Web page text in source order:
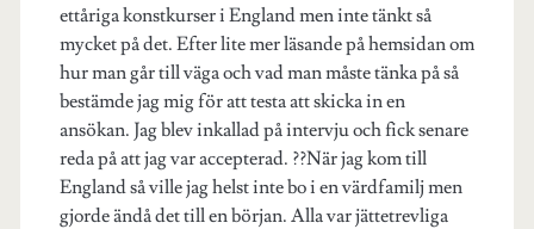
ettåriga konstkurser i England men inte tänkt så
mycket på det. Efter lite mer läsande på hemsidan om
hur man går till väga och vad man måste tänka på så
bestämde jag mig för att testa att skicka in en
ansökan. Jag blev inkallad på intervju och fick senare
reda på att jag var accepterad. ??När jag kom till
England så ville jag helst inte bo i en värdfamilj men
gjorde ändå det till en början. Alla var jättetrevliga